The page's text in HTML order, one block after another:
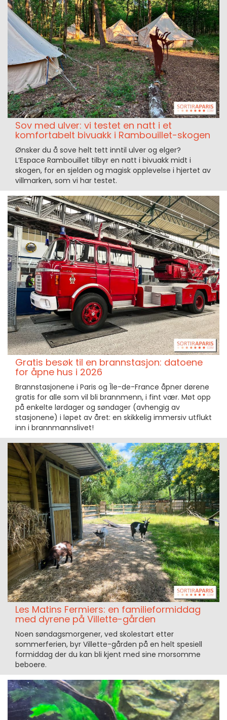
Sov med ulver: vi testet en natt i et
komfortabelt bivuakk i Rambouillet-skogen
Ønsker du å sove helt tett inntil ulver og elger?
L’Espace Rambouillet tilbyr en natt i bivuakk midt i
skogen, for en sjelden og magisk opplevelse i hjertet av
villmarken, som vi har testet.
Gratis besøk til en brannstasjon: datoene
for åpne hus i 2026
Brannstasjonene i Paris og Île-de-France åpner dørene
gratis for alle som vil bli brannmenn, i fint vær. Møt opp
på enkelte lørdager og søndager (avhengig av
stasjonene) i løpet av året: en skikkelig immersiv utflukt
inn i brannmannslivet!
Les Matins Fermiers: en familieformiddag
med dyrene på Villette-gården
Noen søndagsmorgener, ved skolestart etter
sommerferien, byr Villette-gården på en helt spesiell
formiddag der du kan bli kjent med sine morsomme
beboere.